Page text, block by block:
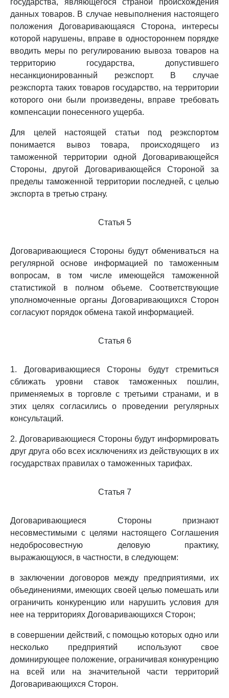
государства, являющегося страной происхождения
данных товаров. В случае невыполнения настоящего
положения Договаривающаяся Сторона, интересы
которой нарушены, вправе в одностороннем порядке
вводить меры по регулированию вывоза товаров на
территорию государства, допустившего
несанкционированный реэкспорт. В случае
реэкспорта таких товаров государство, на территории
которого они были произведены, вправе требовать
компенсации понесенного ущерба.
Для целей настоящей статьи под реэкспортом
понимается вывоз товара, происходящего из
таможенной территории одной Договаривающейся
Стороны, другой Договаривающейся Стороной за
пределы таможенной территории последней, с целью
экспорта в третью страну.
Статья 5
Договаривающиеся Стороны будут обмениваться на
регулярной основе информацией по таможенным
вопросам, в том числе имеющейся таможенной
статистикой в полном объеме. Соответствующие
уполномоченные органы Договаривающихся Сторон
согласуют порядок обмена такой информацией.
Статья 6
1. Договаривающиеся Стороны будут стремиться
сближать уровни ставок таможенных пошлин,
применяемых в торговле с третьими странами, и в
этих целях согласились о проведении регулярных
консультаций.
2. Договаривающиеся Стороны будут информировать
друг друга обо всех исключениях из действующих в их
государствах правилах о таможенных тарифах.
Статья 7
Договаривающиеся Стороны признают
несовместимыми с целями настоящего Соглашения
недобросовестную деловую практику,
выражающуюся, в частности, в следующем:
в заключении договоров между предприятиями, их
объединениями, имеющих своей целью помешать или
ограничить конкуренцию или нарушить условия для
нее на территориях Договаривающихся Сторон;
в совершении действий, с помощью которых одно или
несколько предприятий используют свое
доминирующее положение, ограничивая конкуренцию
на всей или на значительной части территорий
Договаривающихся Сторон.